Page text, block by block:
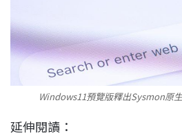
Windows11預覽版釋出Sysmon原
延伸閱讀：